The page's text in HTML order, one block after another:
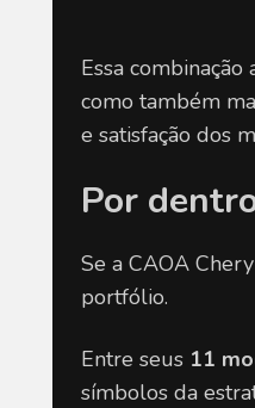
Essa
como também
e satisfação dos
Por
Se a CAOA
portfólio.
Entre seus 11
símbolos da